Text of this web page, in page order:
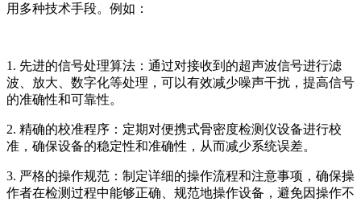
用多种技术手段。例如：
1. 先进的信号处理算法：通过对接收到的超声波信号进行滤
波、放大、数字化等处理，可以有效减少噪声干扰，提高信号
的准确性和可靠性。
2. 精确的校准程序：定期对便携式骨密度检测仪设备进行校
准，确保设备的稳定性和准确性，从而减少系统误差。
3. 严格的操作规范：制定详细的操作流程和注意事项，确保操
作者在检测过程中能够正确、规范地操作设备，避免因操作不